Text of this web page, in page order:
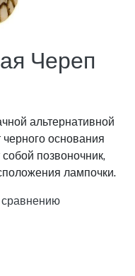
Череп
альтернативной
основания
позвоночник,
лампочки.
сравнению